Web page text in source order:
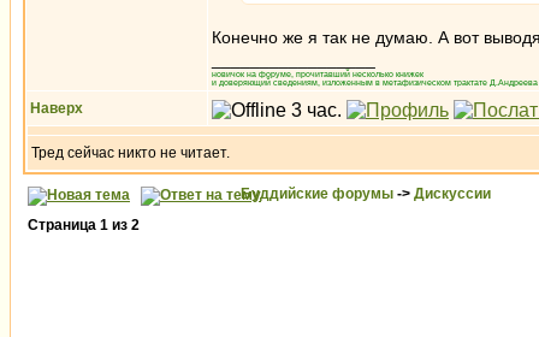
Конечно же я так не думаю. А вот
новичок на форуме, прочитавший несколько книжек
и доверяющий сведениям, изложенным в метафизическом трактате
Наверх
Тред сейчас никто не читает.
Буддийские форумы -> Дискуссии
Страница 1 из 2